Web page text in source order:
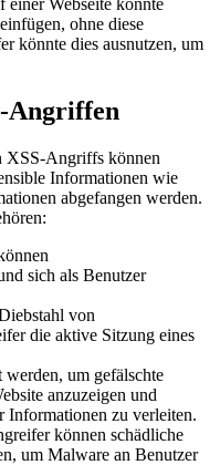
ohne diese
könnte dies ausnutzen, um
Angriffen
XSS-Angriffs können
Informationen wie
abgefangen werden.
sich als Benutzer
von
die aktive Sitzung eines
um gefälschte
anzuzeigen und
Informationen zu verleiten.
können schädliche
um Malware an Benutzer